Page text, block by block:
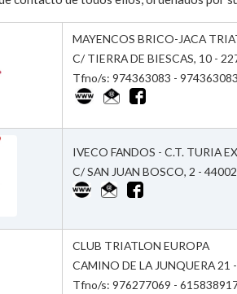
MAYENCOS BRICO-JACA
C/ TIERRA DE BIESCAS, 10 -
Tfno/s: 974363083 - 974363083
IVECO FANDOS - C.T. TURIA
C/ SAN JUAN BOSCO, 2 -
CLUB TRIATLON EUROPA
CAMINO DE LA JUNQUERA 21
Tfno/s: 976277069 -